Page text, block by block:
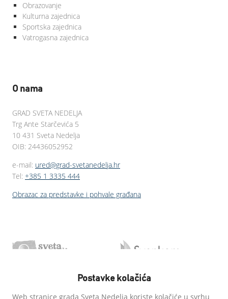
Obrazovanje
Kulturna zajednica
Sportska zajednica
Vatrogasna zajednica
O nama
GRAD SVETA NEDELJA
Trg Ante Starčevića 5
10 431 Sveta Nedelja
OIB: 24436052952
e-mail: ured@grad-svetanedelja.hr
Tel: +385 1 3335 444
Obrazac za predstavke i pohvale građana
Postavke kolačića
Web stranice grada Sveta Nedelja koriste kolačiće u svrhu